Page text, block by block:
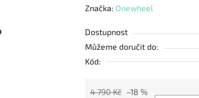
hodnocení
je
0,0
z
hvězdiček.
Značka: Onewheel
Dostupnost
Můžeme doručit do:
Kód:
4 790 Kč –18 %